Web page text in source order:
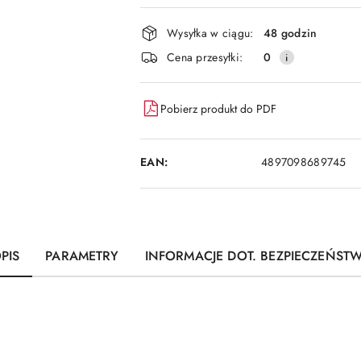
dostawa
Wysyłka w ciągu:
48 godzin
Cena przesyłki:
0
Pobierz produkt do PDF
EAN: 4897098689745
PARAMETRY INFORMACJE DOT.